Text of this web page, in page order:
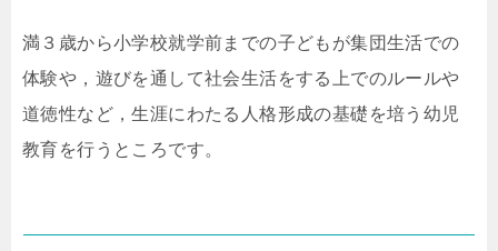
満３歳から小学校就学前までの子どもが集団生活での
体験や，遊びを通して社会生活をする上でのルールや
道徳性など，生涯にわたる人格形成の基礎を培う幼児
教育を行うところです。